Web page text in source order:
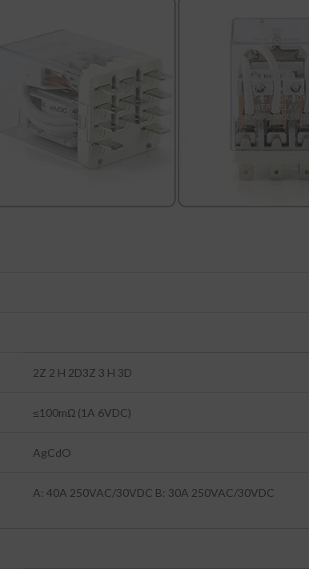
2Z 2 H 2D3Z 3 H 3D
≤100mΩ (1A 6VDC)
AgCdO
A: 40A 250VAC/30VDC B: 30A 250VAC/30VDC